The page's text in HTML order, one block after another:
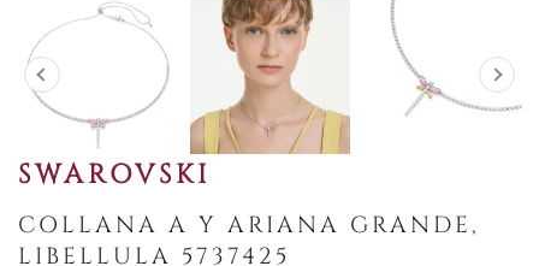
SWAROVSKI
COLLANA A Y ARIANA GRANDE,
LIBELLULA 5737425